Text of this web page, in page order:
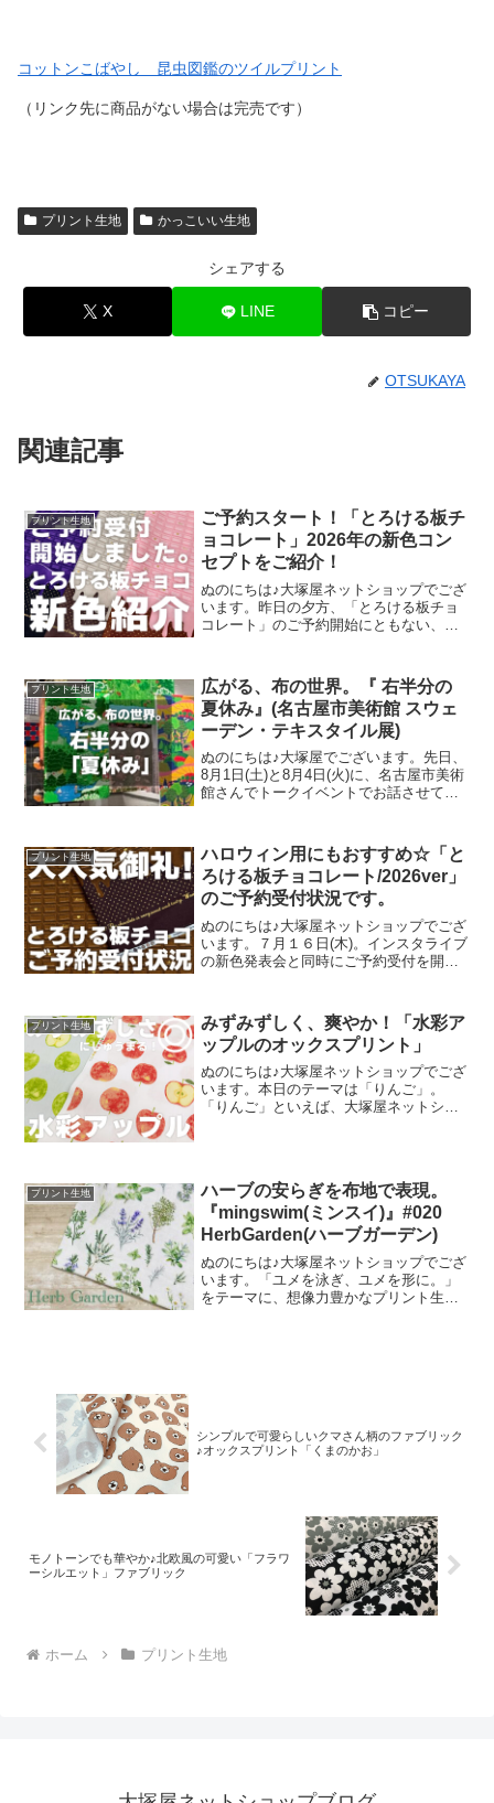
コットンこばやし 昆虫図鑑のツイルプリント
（リンク先に商品がない場合は完売です）
プリント生地 かっこいい生地
シェアする
X LINE コピー
OTSUKAYA
関連記事
プリント生地
ご予約スタート！「とろける板チ
ョコレート」2026年の新色コン
セプトをご紹介！
ぬのにちは♪大塚屋ネットショップでござ
います。昨日の夕方、「とろける板チョ
コレート」のご予約開始にともない、イ
ます。およそ30分程度です。この投稿を
Instagramで見
プリント生地
広がる、布の世界。『 右半分の
夏休み』(名古屋市美術館 スウェ
ーデン・テキスタイル展)
ぬのにちは♪大塚屋でございます。先日、
8月1日(土)と8月4日(火)に、名古屋市美術
館さんでトークイベントでお話させてい
客さまにご来場いただきましたことを御
礼申し上
プリント生地
ハロウィン用にもおすすめ☆「と
ろける板チョコレート/2026ver」
のご予約受付状況です。
ぬのにちは♪大塚屋ネットショップでござ
います。７月１６日(木)。インスタライブ
の新色発表会と同時にご予約受付を開始
ョン。「復刻カラー３色」と「新色３
色」の全６色にて展
プリント生地
みずみずしく、爽やか！「水彩ア
ップルのオックスプリント」
ぬのにちは♪大塚屋ネットショップでござ
います。本日のテーマは「りんご」。
「りんご」といえば、大塚屋ネットショ
のオックスプリント」です
プリント生地
ハーブの安らぎを布地で表現。
『mingswim(ミンスイ)』#020
HerbGarden(ハーブガーデン)
ぬのにちは♪大塚屋ネットショップでござ
います。「ユメを泳ぎ、ユメを形に。」
をテーマに、想像力豊かなプリント生地
シンプルで可愛らしいクマさん柄のファブリック
♪オックスプリント「くまのかお」
モノトーンでも華やか♪北欧風の可愛い「フラワ
ーシルエット」ファブリック
ホーム プリント生地